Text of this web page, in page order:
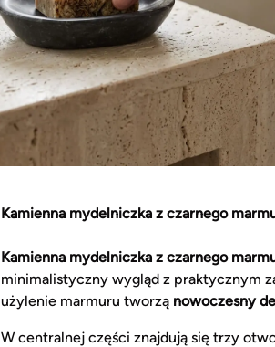
Kamienna mydelniczka z czarnego
Kamienna mydelniczka z czarnego
minimalistyczny wygląd z praktycznym
użylenie marmuru tworzą nowoczesny
W centralnej części znajdują się trzy